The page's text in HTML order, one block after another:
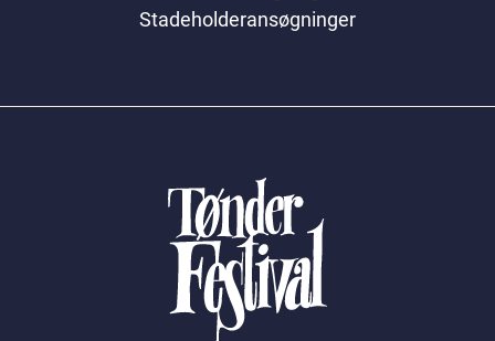
Stadeholderansøgninger